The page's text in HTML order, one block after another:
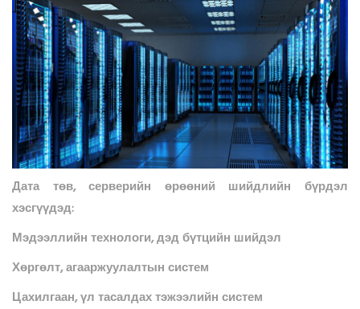
Дата төв, серверийн өрөөний шийдлийн бүрдэл
хэсгүүдэд:
Мэдээллийн технологи, дэд бүтцийн шийдэл
Хөргөлт, агааржуулалтын систем
Цахилгаан, үл тасалдах тэжээлийн систем